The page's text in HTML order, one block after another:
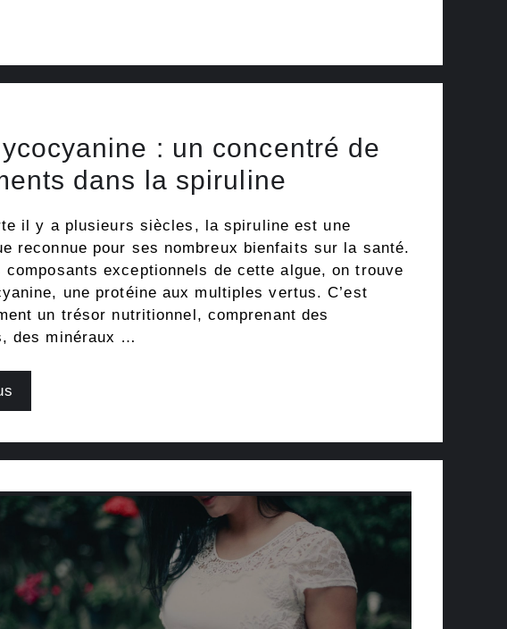
: un concentré de
dans la spiruline
il y a plusieurs siècles, la spiruline est une
reconnue pour ses nombreux bienfaits sur la santé.
composants exceptionnels de cette algue, on trouve
une protéine aux multiples vertus. C’est
un trésor nutritionnel, comprenant des
des minéraux …